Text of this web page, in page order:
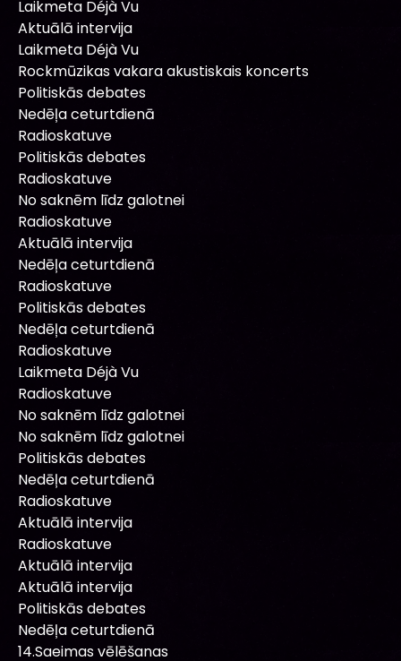
Laikmeta Déjà Vu
Aktuālā intervija
Laikmeta Déjà Vu
Rockmūzikas vakara akustiskais koncerts
Politiskās debates
Nedēļa ceturtdienā
Radioskatuve
Politiskās debates
Radioskatuve
No saknēm līdz galotnei
Radioskatuve
Aktuālā intervija
Nedēļa ceturtdienā
Radioskatuve
Politiskās debates
Nedēļa ceturtdienā
Radioskatuve
Laikmeta Déjà Vu
Radioskatuve
No saknēm līdz galotnei
No saknēm līdz galotnei
Politiskās debates
Nedēļa ceturtdienā
Radioskatuve
Aktuālā intervija
Radioskatuve
Aktuālā intervija
Aktuālā intervija
Politiskās debates
Nedēļa ceturtdienā
14.Saeimas vēlēšanas